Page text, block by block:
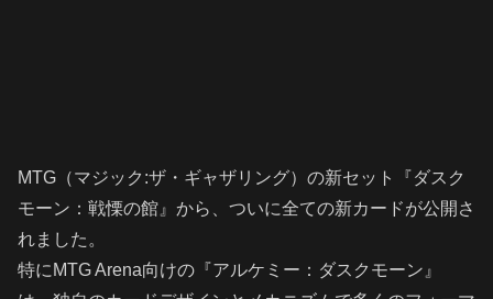
MTG（マジック:ザ・ギャザリング）の新セット『ダスク
モーン：戦慄の館』から、ついに全ての新カードが公開さ
れました。
特にMTG Arena向けの『アルケミー：ダスクモーン』